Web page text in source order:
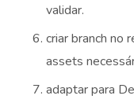
validar.
criar branch no
assets
adaptar para